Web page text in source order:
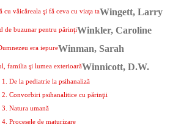
Wingett, Larry
văicăreala şi fă ceva cu viaţa ta
Winkler, Caroline
de buzunar pentru părinţi
Winman, Sarah
era iepure
Winnicott, D.W.
familia şi lumea exterioară
De la pediatrie la psihanaliză
Convorbiri psihanalitice cu părinţii
Natura umană
Procesele de maturizare